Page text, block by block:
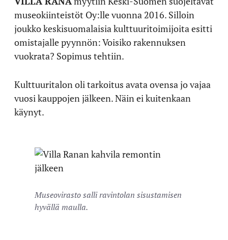
museokiinteistöt Oy:lle vuonna 2016. Silloin
joukko keskisuomalaisia kulttuuritoimijoita esitti
omistajalle pyynnön: Voisiko rakennuksen
vuokrata? Sopimus tehtiin.
Kulttuuritalon oli tarkoitus avata ovensa jo vajaa
vuosi kauppojen jälkeen. Näin ei kuitenkaan
käynyt.
Museovirasto salli ravintolan sisustamisen
hyvällä maulla.